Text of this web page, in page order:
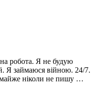
робота. Я не будую
Я займаюся війною. 24/7.
майже ніколи не пишу …